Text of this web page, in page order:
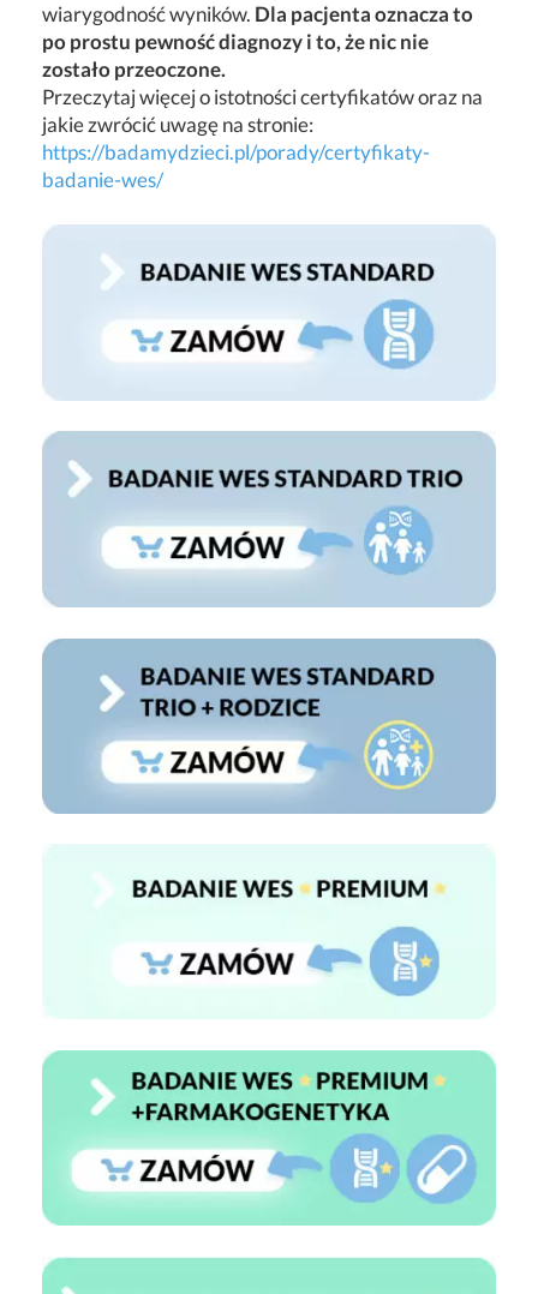
wiarygodność wyników. Dla pacjenta oznacza to
po prostu pewność diagnozy i to, że nic nie
zostało przeoczone.
Przeczytaj więcej o istotności certyfikatów oraz na
jakie zwrócić uwagę na stronie:
https://badamydzieci.pl/porady/certyfikaty-
badanie-wes/